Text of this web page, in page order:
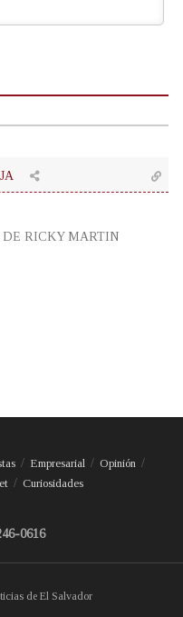
DE RICKY MARTIN
Empresarial
Opinión
Curiosidades
0616
de El Salvador